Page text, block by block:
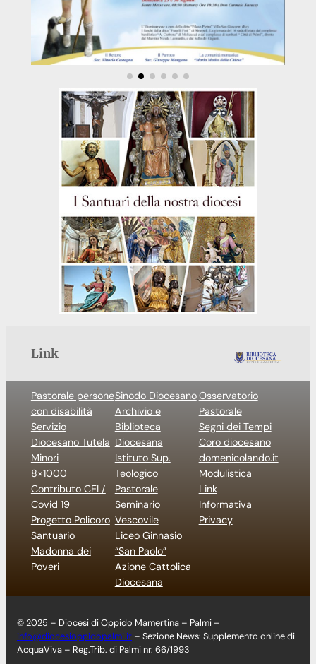
Link
Pastorale persone
con disabilità
Servizio
Diocesano Tutela
Minori
8×1000
Contributo CEI /
Covid 19
Progetto Policoro
Santuario
Madonna dei
Poveri
Sinodo Diocesano
Archivio e
Biblioteca
Diocesana
Istituto Sup.
Teologico
Pastorale
Seminario
Vescovile
Liceo Ginnasio
“San Paolo”
Azione Cattolica
Diocesana
Osservatorio
Pastorale
Segni dei Tempi
Coro diocesano
domenicolando.it
Modulistica
Link
Informativa
Privacy
© 2025 – Diocesi di Oppido Mamertina – Palmi –
info@diocesioppidopalmi.it – Sezione News: Supplemento online di
AcquaViva – Reg.Trib. di Palmi nr. 66/1993